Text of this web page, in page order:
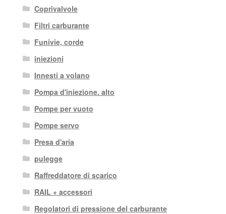
Coprivalvole
Filtri carburante
Funivie, corde
iniezioni
Innesti a volano
Pompa d'iniezione. alto
Pompe per vuoto
Pompe servo
Presa d'aria
pulegge
Raffreddatore di scarico
RAIL + accessori
Regolatori di pressione del carburante